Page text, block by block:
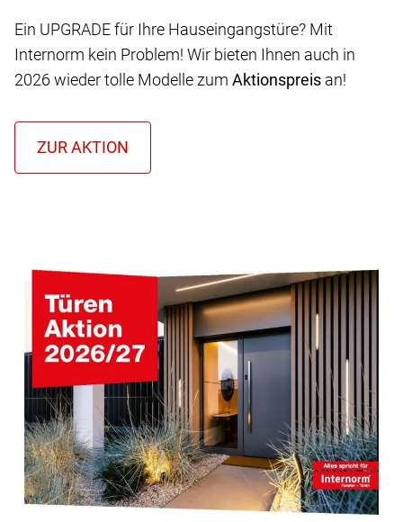
Ein UPGRADE für Ihre Hauseingangstüre? Mit
Internorm kein Problem! Wir bieten Ihnen auch in
2026 wieder tolle Modelle zum Aktionspreis an!